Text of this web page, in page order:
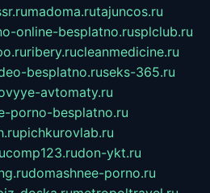
madoma.rutajuncos.ru
online-besplatno.rusplclub.ru
ribery.rucleanmedicine.ru
besplatno.ruseks-365.ru
avtomaty.ru
porno-besplatno.ru
pichkurovlab.ru
comp123.rudon-ykt.ru
domashnee-porno.ru